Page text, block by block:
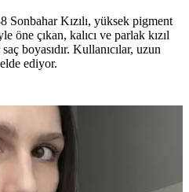
Sonbahar Kızılı, yüksek pigment
öne çıkan, kalıcı ve parlak kızıl
boyasıdır. Kullanıcılar, uzun
ediyor.